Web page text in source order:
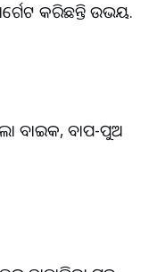
କରିଛନ୍ତି ଉଭୟ.
ବାଇକ, ବାପ-ପୁଅ